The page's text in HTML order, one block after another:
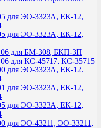
для ЭО-3323А, ЕК-12,
для ЭО-3323А, ЕК-12,
для БМ-308, БКП-3П
для КС-45717, КС-35715
для ЭО-3323А, ЕК-12.
для ЭО-3323А, ЕК-12,
для ЭО-3323А, ЕК-12,
для ЭО-43211, ЭО-33211,